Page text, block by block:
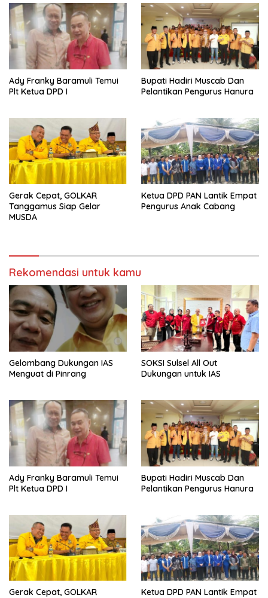
Ady Franky Baramuli Temui
Plt Ketua DPD I
Bupati Hadiri Muscab Dan
Pelantikan Pengurus Hanura
Gerak Cepat, GOLKAR
Tanggamus Siap Gelar
MUSDA
Ketua DPD PAN Lantik Empat
Pengurus Anak Cabang
Rekomendasi untuk kamu
Gelombang Dukungan IAS
Menguat di Pinrang
SOKSI Sulsel All Out
Dukungan untuk IAS
Ady Franky Baramuli Temui
Plt Ketua DPD I
Bupati Hadiri Muscab Dan
Pelantikan Pengurus Hanura
Gerak Cepat, GOLKAR
Ketua DPD PAN Lantik Empat